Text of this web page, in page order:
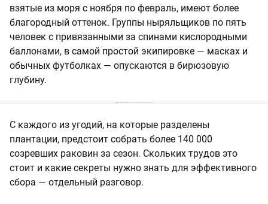
взятые из моря с ноября по февраль, имеют более
благородный оттенок. Группы ныряльщиков по пять
человек с привязанными за спинами кислородными
баллонами, в самой простой экипировке — масках и
обычных футболках — опускаются в бирюзовую
глубину.
С каждого из угодий, на которые разделены
плантации, предстоит собрать более 140 000
созревших раковин за сезон. Скольких трудов это
стоит и какие секреты нужно знать для эффективного
сбора — отдельный разговор.